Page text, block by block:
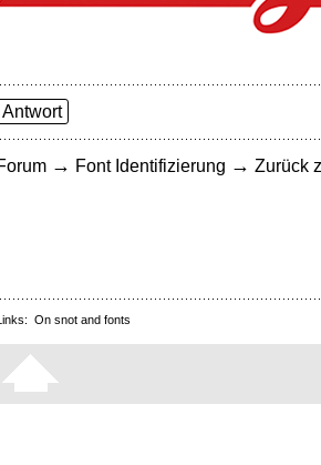
Antwort
→ Font Identifizierung → Zurück
On snot and fonts